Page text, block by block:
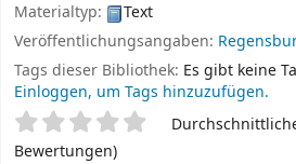
Materialtyp:
Text
Veröffentlichungsangaben:
Tags dieser Bibliothek: Es gibt keine
Einloggen, um Tags hinzuzufügen.
Sternchenbewertung
Bewertungen)